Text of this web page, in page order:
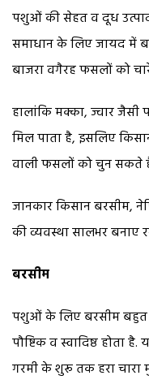
पशुओं की सेहत व दूध
समाधान के लिए जायद में
बाजरा वगैरह फसलों को
हालांकि मक्का, ज्वार
मिल पाता है, इसलिए
वाली फसलों को चुन सकते
जानकार किसान बरसीम,
की व्यवस्था सालभर
बरसीम
पशुओं के लिए बरसीम बहुत
पौष्टिक व स्वादिष्ठ
गरमी के शुरू तक हरा चारा